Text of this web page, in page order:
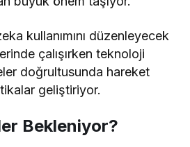
kullanımını düzenleyecek
çalışırken teknoloji
doğrultusunda hareket
geliştiriyor.
Bekleniyor?